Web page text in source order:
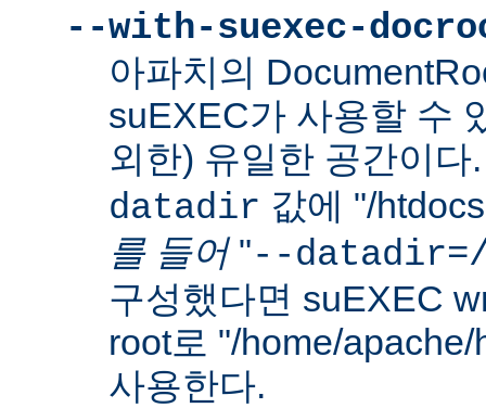
--with-suexec-
아파치의
suEXEC가 사용할 수
외한) 유일한 공간이
datadir 값에 "/
를 들어"--datadir=/
구성했다면 suEXEC
root로 "/home/
사용한다.